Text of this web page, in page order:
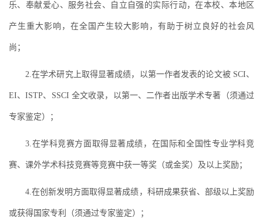
乐、奉献爱心、服务社会、自立自强的实际行动，在本校、本地区
产生重大影响，在全国产生较大影响，有助于树立良好的社会风
尚；
2.在学术研究上取得显著成绩，以第一作者发表的论文被 SCI、
EI、ISTP、SSCI 全文收录，以第一、二作者出版学术专著（须通过
专家鉴定）；
3.在学科竞赛方面取得显著成绩，在国际和全国性专业学科竞
赛、课外学术科技竞赛等竞赛中获一等奖（或金奖）及以上奖励；
4.在创新发明方面取得显著成绩，科研成果获省、部级以上奖励
或获得国家专利（须通过专家鉴定）；